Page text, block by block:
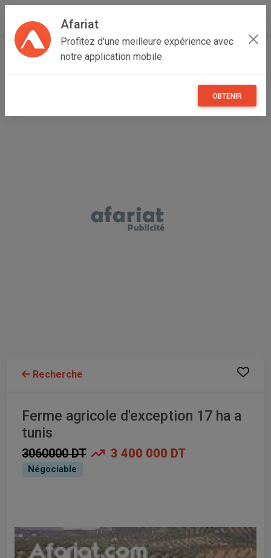
Afariat
Profitez d'une meilleure expérience avec
notre application mobile.
OBTENIR
Accueil Immobilier Grand Tunis
Recherche
Ferme agricole d'exception 17 ha a
tunis
3060000 DT 3 400 000 DT
Négociable